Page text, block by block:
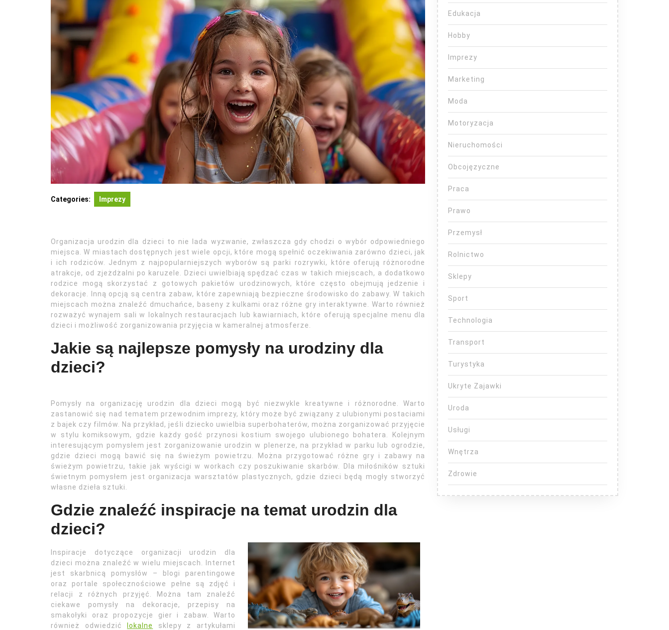
Categories: Imprezy
Organizacja urodzin dla dzieci to nie lada wyzwanie, zwłaszcza gdy chodzi o wybór odpowiedniego
miejsca. W miastach dostępnych jest wiele opcji, które mogą spełnić oczekiwania zarówno dzieci, jak
i ich rodziców. Jednym z najpopularniejszych wyborów są parki rozrywki, które oferują różnorodne
atrakcje, od zjeżdżalni po karuzele. Dzieci uwielbiają spędzać czas w takich miejscach, a dodatkowo
rodzice mogą skorzystać z gotowych pakietów urodzinowych, które często obejmują jedzenie i
dekoracje. Inną opcją są centra zabaw, które zapewniają bezpieczne środowisko do zabawy. W takich
miejscach można znaleźć dmuchańce, baseny z kulkami oraz różne gry interaktywne. Warto również
rozważyć wynajem sali w lokalnych restauracjach lub kawiarniach, które oferują specjalne menu dla
dzieci i możliwość zorganizowania przyjęcia w kameralnej atmosferze.
Jakie są najlepsze pomysły na urodziny dla
dzieci?
Pomysły na organizację urodzin dla dzieci mogą być niezwykle kreatywne i różnorodne. Warto
zastanowić się nad tematem przewodnim imprezy, który może być związany z ulubionymi postaciami
z bajek czy filmów. Na przykład, jeśli dziecko uwielbia superbohaterów, można zorganizować przyjęcie
w stylu komiksowym, gdzie każdy gość przynosi kostium swojego ulubionego bohatera. Kolejnym
interesującym pomysłem jest zorganizowanie urodzin w plenerze, na przykład w parku lub ogrodzie,
gdzie dzieci mogą bawić się na świeżym powietrzu. Można przygotować różne gry i zabawy na
świeżym powietrzu, takie jak wyścigi w workach czy poszukiwanie skarbów. Dla miłośników sztuki
świetnym pomysłem jest organizacja warsztatów plastycznych, gdzie dzieci będą mogły stworzyć
własne dzieła sztuki.
Gdzie znaleźć inspiracje na temat urodzin dla
dzieci?
Inspiracje dotyczące organizacji urodzin dla
dzieci można znaleźć w wielu miejscach. Internet
jest skarbnicą pomysłów – blogi parentingowe
oraz portale społecznościowe pełne są zdjęć i
relacji z różnych przyjęć. Można tam znaleźć
ciekawe pomysły na dekoracje, przepisy na
smakołyki oraz propozycje gier i zabaw. Warto
również odwiedzić
lokalne
sklepy z artykułami
Edukacja
Hobby
Imprezy
Marketing
Moda
Motoryzacja
Nieruchomości
Obcojęzyczne
Praca
Prawo
Przemysł
Rolnictwo
Sklepy
Sport
Technologia
Transport
Turystyka
Ukryte Zajawki
Uroda
Usługi
Wnętrza
Zdrowie